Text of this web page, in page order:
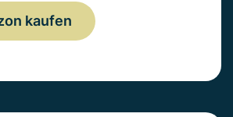
kaufen